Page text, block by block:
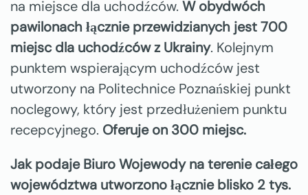
na miejsce dla uchodźców. W obydwóch
pawilonach łącznie przewidzianych jest 700
miejsc dla uchodźców z Ukrainy. Kolejnym
punktem wspierającym uchodźców jest
utworzony na Politechnice Poznańskiej punkt
noclegowy, który jest przedłużeniem punktu
recepcyjnego. Oferuje on 300 miejsc.
Jak podaje Biuro Wojewody na terenie całego
województwa utworzono łącznie blisko 2 tys.